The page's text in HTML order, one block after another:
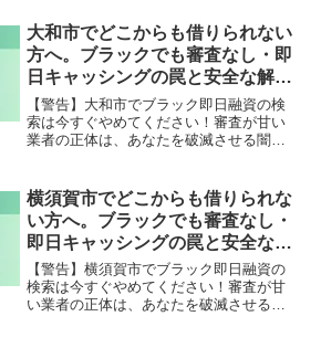
大和市でどこからも借りられない
方へ。ブラックでも審査なし・即
日キャッシングの罠と安全な解決
策
【警告】大和市でブラック即日融資の検
索は今すぐやめてください！審査が甘い
業者の正体は、あなたを破滅させる闇金
市で違法業者を避け、借金地獄から抜け
出した方々の実体験と確実な解決策を完
全公開。
横須賀市でどこからも借りられな
い方へ。ブラックでも審査なし・
即日キャッシングの罠と安全な解
決策
【警告】横須賀市でブラック即日融資の
検索は今すぐやめてください！審査が甘
い業者の正体は、あなたを破滅させる闇